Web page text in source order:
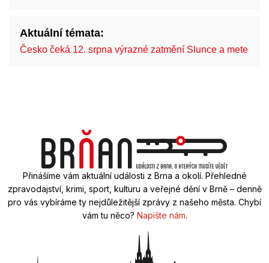
Aktuální témata:
Česko čeká 12. srpna výrazné zatmění Slunce a mete…
Přinášíme vám aktuální události z Brna a okolí. Přehledné
zpravodajství, krimi, sport, kulturu a veřejné dění v Brně – denně
pro vás vybíráme ty nejdůležitější zprávy z našeho města. Chybí
vám tu něco? Napište nám.